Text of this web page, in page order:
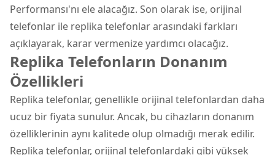
Performansı'nı ele alacağız. Son olarak ise, orijinal
telefonlar ile replika telefonlar arasındaki farkları
açıklayarak, karar vermenize yardımcı olacağız.
Replika Telefonların Donanım
Özellikleri
Replika telefonlar, genellikle orijinal telefonlardan daha
ucuz bir fiyata sunulur. Ancak, bu cihazların donanım
özelliklerinin aynı kalitede olup olmadığı merak edilir.
Replika telefonlar, orijinal telefonlardaki gibi yüksek